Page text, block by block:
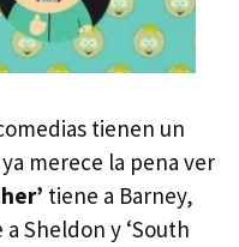
tienen un
merece la pena ver
tiene a Barney,
Sheldon y ‘South